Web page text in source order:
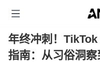
年终冲刺！
指南：从习俗洞察